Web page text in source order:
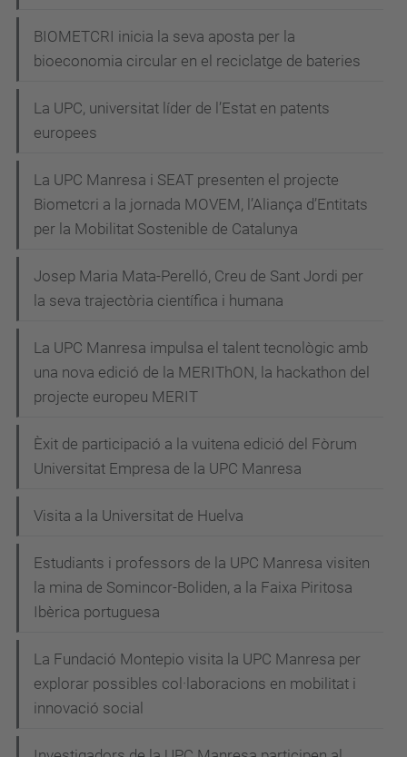
BIOMETCRI inicia la seva aposta per la
bioeconomia circular en el reciclatge de bateries
La UPC, universitat líder de l’Estat en patents
europees
La UPC Manresa i SEAT presenten el projecte
Biometcri a la jornada MOVEM, l’Aliança d’Entitats
per la Mobilitat Sostenible de Catalunya
Josep Maria Mata-Perelló, Creu de Sant Jordi per
la seva trajectòria científica i humana
La UPC Manresa impulsa el talent tecnològic amb
una nova edició de la MERIThON, la hackathon del
projecte europeu MERIT
Èxit de participació a la vuitena edició del Fòrum
Universitat Empresa de la UPC Manresa
Visita a la Universitat de Huelva
Estudiants i professors de la UPC Manresa visiten
la mina de Somincor-Boliden, a la Faixa Piritosa
Ibèrica portuguesa
La Fundació Montepio visita la UPC Manresa per
explorar possibles col·laboracions en mobilitat i
innovació social